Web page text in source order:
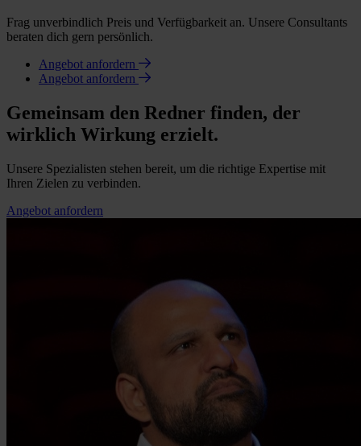
Frag unverbindlich Preis und Verfügbarkeit an. Unsere Consultants
beraten dich gern persönlich.
Angebot anfordern
Angebot anfordern
Gemeinsam den Redner finden, der
wirklich Wirkung erzielt.
Unsere Spezialisten stehen bereit, um die richtige Expertise mit
Ihren Zielen zu verbinden.
Angebot anfordern